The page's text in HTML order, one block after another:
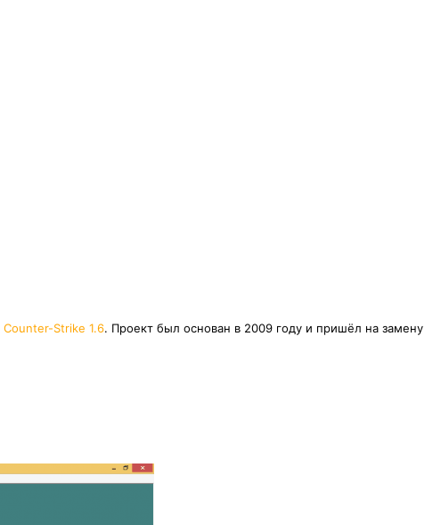
Counter-Strike 1.6. Проект был основан в 2009 году и пришёл на замену